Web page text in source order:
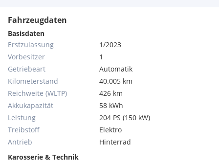
Fahrzeugdaten
Basisdaten
Erstzulassung
1/2023
Vorbesitzer
1
Getriebeart
Automatik
Kilometerstand
40.005 km
Reichweite (WLTP)
426 km
Akkukapazität
58 kWh
Leistung
204 PS (150 kW)
Treibstoff
Elektro
Antrieb
Hinterrad
Karosserie & Technik